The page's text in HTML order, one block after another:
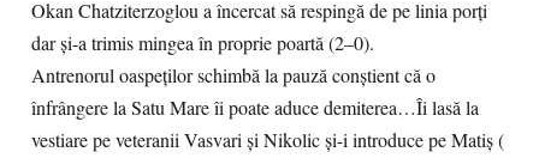
Okan Chatziterzoglou a încercat să respingă de pe linia porți
dar și-a trimis mingea în proprie poartă (2–0).
Antrenorul oaspeților schimbă la pauză conștient că o
înfrângere la Satu Mare îi poate aduce demiterea…Îi lasă la
vestiare pe veteranii Vasvari și Nikolic și-i introduce pe Matiș (